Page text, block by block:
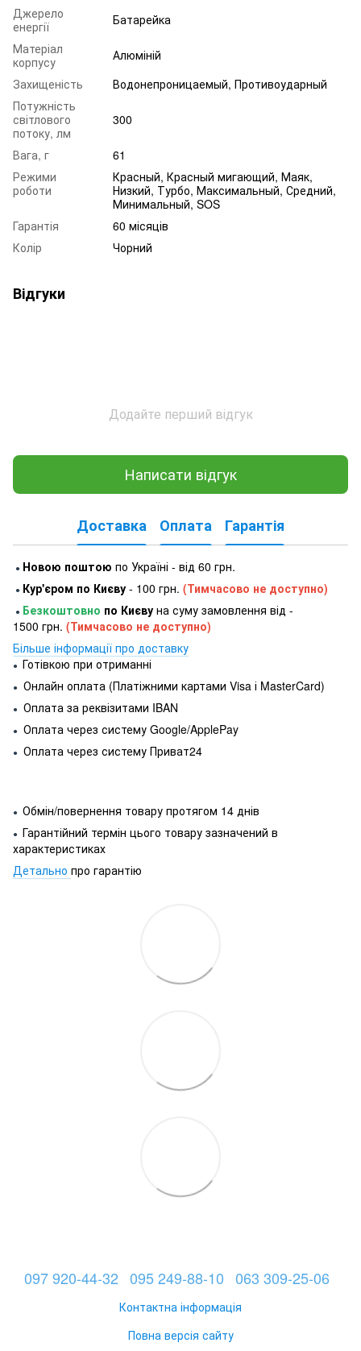
Джерело
енергії
Батарейка
Матеріал
корпусу
Алюміній
Захищеність
Водонепроницаемый, Противоударный
Потужність
світлового
потоку, лм
300
Вага, г
61
Режими
роботи
Красный, Красный мигающий, Маяк,
Низкий, Турбо, Максимальный, Средний,
Минимальный, SOS
Гарантія
60 місяців
Колір
Чорний
Відгуки
Додайте перший відгук
Написати відгук
Доставка Оплата Гарантія
● Новою поштою по Україні - від 60 грн.
● Кур'єром по Києву - 100 грн. (Тимчасово не доступно)
● Безкоштовно по Києву на суму замовлення від -
1500 грн. (Тимчасово не доступно)
Більше інформації про доставку
● Готівкою при отриманні
● Онлайн оплата (Платіжними картами Visa і MasterCard)
● Оплата за реквізитами IBAN
● Оплата через систему Google/ApplePay
● Оплата через систему Приват24
● Обмін/повернення товару протягом 14 днів
● Гарантійний термін цього товару зазначений в
характеристиках
Детально про гарантію
097 920-44-32 095 249-88-10 063 309-25-06
Контактна інформація
Повна версія сайту